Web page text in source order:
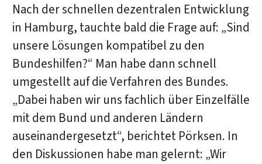
Nach der schnellen dezentralen Entwicklung
in Hamburg, tauchte bald die Frage auf: „Sind
unsere Lösungen kompatibel zu den
Bundeshilfen?“ Man habe dann schnell
umgestellt auf die Verfahren des Bundes.
„Dabei haben wir uns fachlich über Einzelfälle
mit dem Bund und anderen Ländern
auseinandergesetzt“, berichtet Pörksen. In
den Diskussionen habe man gelernt: „Wir